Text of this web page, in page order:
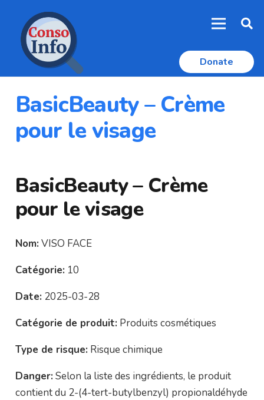
Donate
BasicBeauty – Crème
pour le visage
BasicBeauty – Crème
pour le visage
Nom: VISO FACE
Catégorie: 10
Date: 2025-03-28
Catégorie de produit: Produits cosmétiques
Type de risque: Risque chimique
Danger: Selon la liste des ingrédients, le produit
contient du 2-(4-tert-butylbenzyl) propionaldéhyde